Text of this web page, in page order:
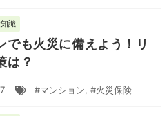
識
でも火災に備えよう！リ
は？
#マンション, #火災保険